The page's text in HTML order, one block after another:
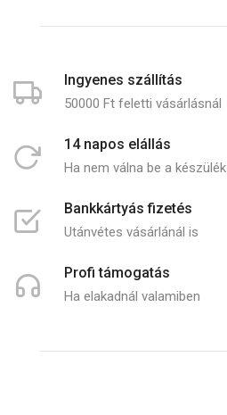
Ingyenes szállítás
50000 Ft feletti vásárlásnál
14 napos elállás
Ha nem válna be a készülék
Bankkártyás fizetés
Utánvétes vásárlánál is
Profi támogatás
Ha elakadnál valamiben